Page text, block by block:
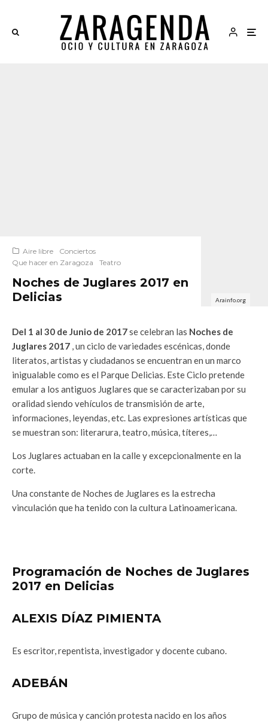
Arainfo.org
Aire libre
Conciertos
Que hacer en Zaragoza
Teatro
Noches de Juglares 2017 en
Delicias
Del 1 al 30 de Junio de 2017se celebran las Noches de
Juglares 2017 , un ciclo de variedades escénicas, donde
literatos, artistas y ciudadanos se encuentran en un marco
inigualable como es el Parque Delicias. Este Ciclo pretende
emular a los antiguos Juglares que se caracterizaban por su
oralidad siendo vehículos de transmisión de arte,
informaciones, leyendas, etc. Las expresiones artísticas que
se muestran son: literarura, teatro, música, títeres,…
Los Juglares actuaban en la calle y excepcionalmente en la
corte.
Una constante de Noches de Juglares es la estrecha
vinculación que ha tenido con la cultura Latinoamericana.
Programación de Noches de Juglares
2017 en Delicias
ALEXIS DÍAZ PIMIENTA
Es escritor, repentista, investigador y docente cubano.
ADEBÁN
Grupo de música y canción protesta nacido en los años